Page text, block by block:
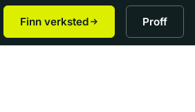
Finn verksted Proff